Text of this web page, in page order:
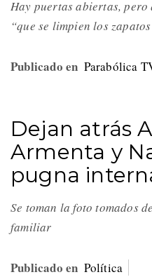
Hay puertas abiertas,
“que se limpien los
Publicado en Parabólica
Dejan atrás
Armenta y
pugna
Se toman la foto tomados
familiar
Publicado en Política